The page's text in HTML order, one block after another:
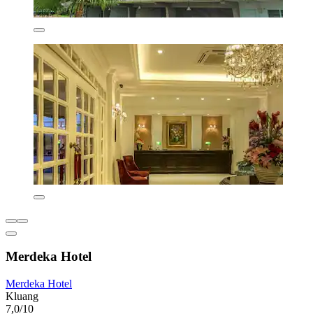
Merdeka Hotel
Merdeka Hotel
Kluang
7,0/10